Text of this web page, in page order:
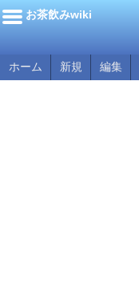
お茶飲みwiki
ホーム 新規 編集